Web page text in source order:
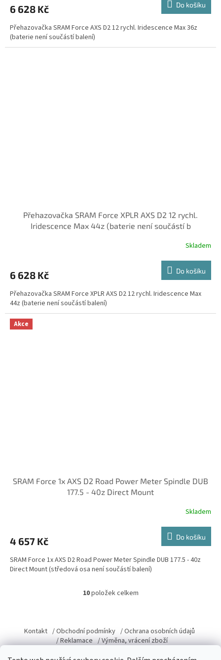
6 628 Kč Do košíku
Přehazovačka SRAM Force AXS D2 12 rychl. Iridescence Max 36z
(baterie není součástí balení)
Přehazovačka SRAM Force XPLR AXS D2 12 rychl.
Iridescence Max 44z (baterie není součástí b
Skladem
6 628 Kč Do košíku
Přehazovačka SRAM Force XPLR AXS D2 12 rychl. Iridescence Max
44z (baterie není součástí balení)
Akce
SRAM Force 1x AXS D2 Road Power Meter Spindle DUB
177.5 - 40z Direct Mount
Skladem
4 657 Kč Do košíku
SRAM Force 1x AXS D2 Road Power Meter Spindle DUB 177.5 - 40z
Direct Mount (středová osa není součástí balení)
O
d
a
10položek celkem
a
Kontakt / Obchodní podmínky / Ochrana osobních údajů
/ Reklamace / Výměna, vrácení zboží